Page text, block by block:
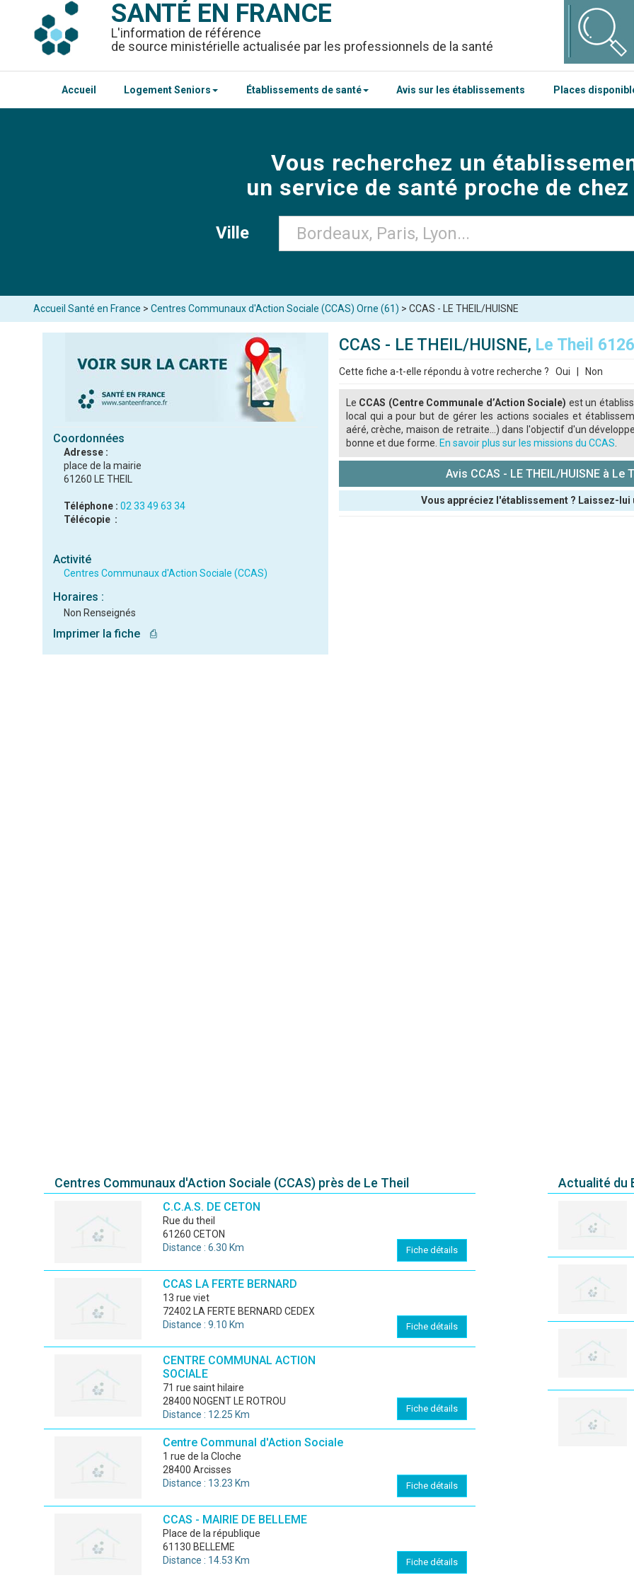
SANTÉ EN FRANCE
L'information de référence
de source ministérielle actualisée par les professionnels de la santé
Accueil Logement Seniors Établissements de santé Avis sur les établissements Places
Vous recherchez un
un service de santé proche de chez
Ville
Accueil Santé en France > Centres Communaux d'Action Sociale (CCAS) Orne (61) > CCAS - LE THEIL/HUISNE
Coordonnées
Adresse :
place de la mairie
61260 LE THEIL
Téléphone : 02 33 49 63 34
Télécopie :
Activité
Centres Communaux d'Action Sociale (CCAS)
Horaires :
Non Renseignés
Imprimer la fiche ⎙
CCAS - LE THEIL/HUISNE, Le Theil
Cette fiche a-t-elle répondu à votre recherche ? Oui Non
Le CCAS (Centre Communale d’Action Sociale) est un
local qui a pour but de gérer les actions sociales et
aéré, crèche, maison de retraite...) dans l'objectif d'un
bonne et due forme. En savoir plus sur les missions du CCAS
Avis CCAS - LE THEIL/HUISNE à Le
Vous appréciez l'établissement ? Laissez-lui
Centres Communaux d'Action Sociale (CCAS) près de Le Theil
C.C.A.S. DE CETON
rue du theil
61260 CETON
Distance : 6.30 Km
Fiche détails
CCAS LA FERTE BERNARD
13 rue viet
72402 LA FERTE BERNARD CEDEX
Distance : 9.10 Km
Fiche détails
CENTRE COMMUNAL ACTION
SOCIALE
71 rue saint hilaire
28400 NOGENT LE ROTROU
Distance : 12.25 Km
Fiche détails
Centre Communal d'Action Sociale
1 rue de la Cloche
28400 Arcisses
Distance : 13.23 Km
Fiche détails
CCAS - MAIRIE DE BELLEME
place de la république
61130 BELLEME
Distance : 14.53 Km
Fiche détails
Actualité du